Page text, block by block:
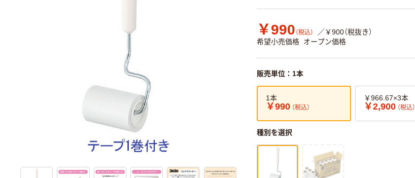
￥990 （税込）
／￥900（税抜き）
希望小売価格 オープン価格
販売単位：1本
1本
￥990 （税込）
￥966.67×3本
￥2,900 （税込）
種別を選択